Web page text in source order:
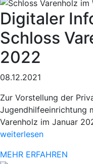
Digitaler
Schloss
2022
08.12.2021
Zur Vorstellung der
Jugendhilfeeinrichtung
Varenholz im Januar
„Sportlicher
beim
weiterlesen
MEHR ERFAHREN